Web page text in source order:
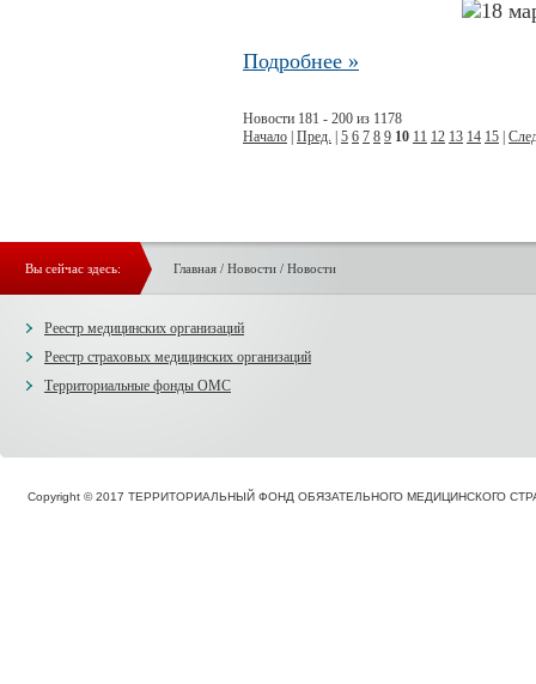
Подробнее »
Новости 181 - 200 из 1178
Начало Пред. 5 6 7 8 9 10 11 12 13 14 15
Вы сейчас здесь: Главная/ Новости / Новости
Реестр медицинских организаций
Реестр страховых медицинских организаций
Территориальные фонды ОМС
Copyright © 2017 ТЕРРИТОРИАЛЬНЫЙ ФОНД ОБЯЗАТЕЛЬНОГО МЕДИЦИНСКОГО